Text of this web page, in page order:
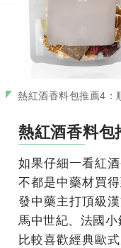
熱紅酒香料包推薦4：
熱紅酒香料包
如果仔細一看紅
不都是中藥材買
發中藥主打頂級
馬中世紀、法國
比較喜歡經典歐